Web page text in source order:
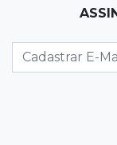
Eleitorado
colinha será